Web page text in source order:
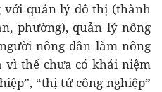
với quản lý đô thị (thành
phường), quản lý nông
nông dân làm nông
vì thế chưa có khái niệm
“thị tứ công nghiệp”